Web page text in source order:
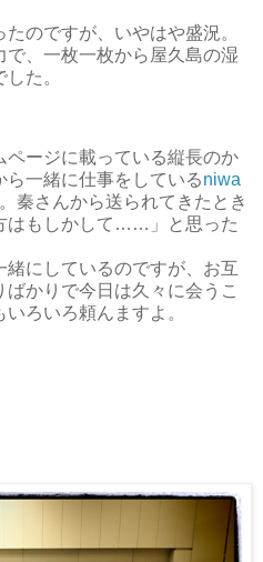
のですが、いやはや盛況。
、一枚一枚から屋久島の湿
た。
ージに載っている縦長のか
ら一緒に仕事をしているniwa
秦さんから送られてきたとき
はもしかして……」と思った
にしているのですが、お互
かりで今日は久々に会うこ
ろいろ頼んますよ。